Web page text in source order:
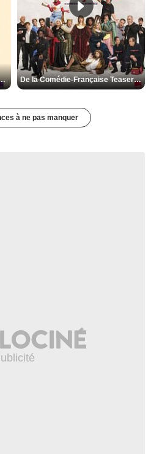
Bande-annonce VF De la Comédie-Française Teaser VF
à ne pas manquer